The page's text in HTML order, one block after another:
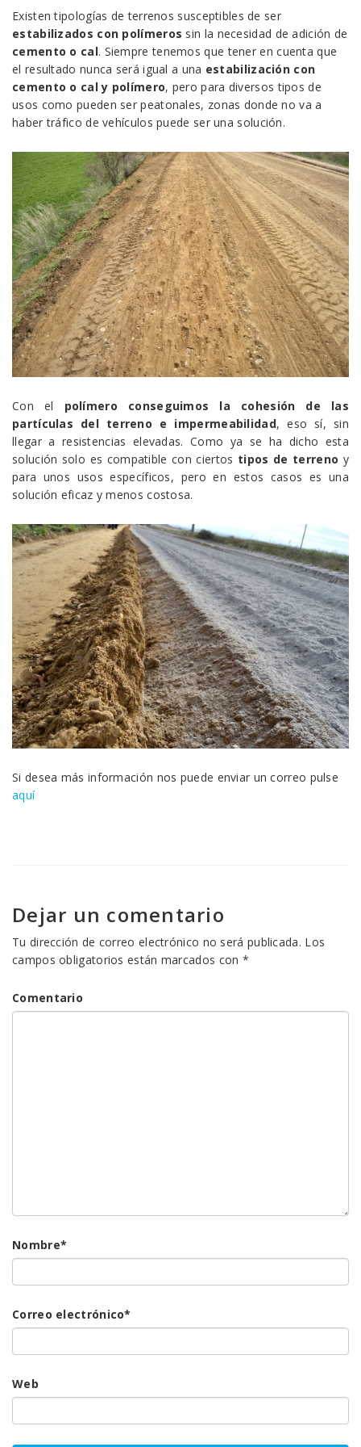
Existen tipologías de terrenos susceptibles de ser
estabilizados con polímeros sin la necesidad de adición de
cemento o cal. Siempre tenemos que tener en cuenta que
el resultado nunca será igual a una estabilización con
cemento o cal y polímero, pero para diversos tipos de
usos como pueden ser peatonales, zonas donde no va a
haber tráfico de vehículos puede ser una solución.
Con el polímero conseguimos la cohesión de las
partículas del terreno e impermeabilidad, eso sí, sin
llegar a resistencias elevadas. Como ya se ha dicho esta
solución solo es compatible con ciertos tipos de terreno y
para unos usos específicos, pero en estos casos es una
solución eficaz y menos costosa.
Si desea más información nos puede enviar un correo pulse
aquí
Dejar un comentario
Tu dirección de correo electrónico no será publicada. Los
campos obligatorios están marcados con *
Comentario
Nombre*
Correo electrónico*
Web